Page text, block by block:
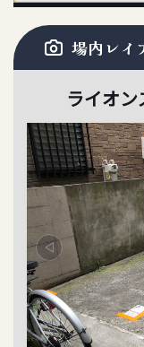
場内レイ
ライオ